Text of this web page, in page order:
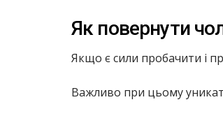
Як повернути
Якщо є сили пробачити і
Важливо при цьому